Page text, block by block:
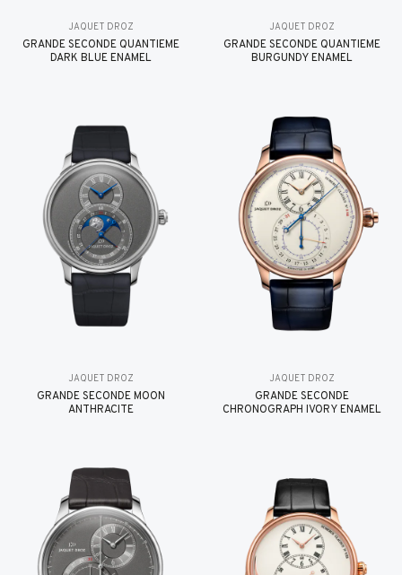
JAQUET DROZ
GRANDE SECONDE QUANTIÈME
DARK BLUE ENAMEL
JAQUET DROZ
GRANDE SECONDE QUANTIÈME
BURGUNDY ENAMEL
JAQUET DROZ
GRANDE SECONDE MOON
ANTHRACITE
JAQUET DROZ
GRANDE SECONDE
CHRONOGRAPH IVORY ENAMEL